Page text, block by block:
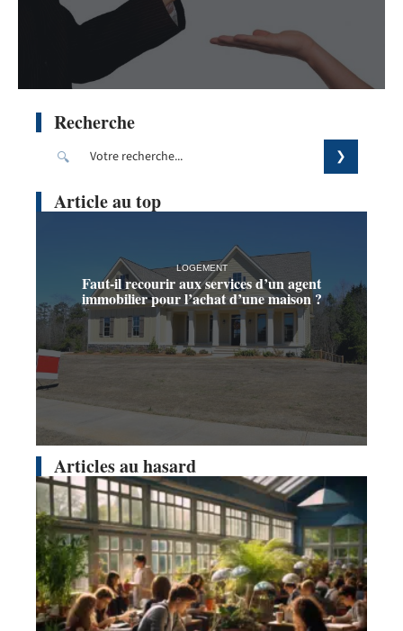
Recherche
Article au top
LOGEMENT
Faut-il recourir aux services d’un agent
immobilier pour l’achat d’une maison ?
Articles au hasard